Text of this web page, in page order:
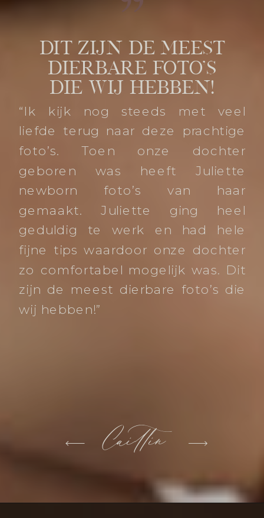
Caitlin
“Ik kijk nog steeds met veel
liefde terug naar deze prachtige
foto’s. Toen onze dochter
geboren was heeft Juliette
newborn foto’s van haar
gemaakt. Juliette ging heel
geduldig te werk en had hele
fijne tips waardoor onze dochter
zo comfortabel mogelijk was. Dit
zijn de meest dierbare foto’s die
wij hebben!”
DIT ZIJN DE MEEST
DIERBARE FOTO’S
DIE WIJ HEBBEN!